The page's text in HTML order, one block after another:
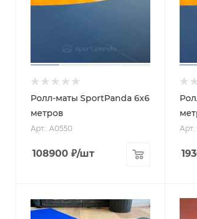
Ролл-маты SportPanda 6х6
метров
Арт.: A0550
108900 ₽/шт